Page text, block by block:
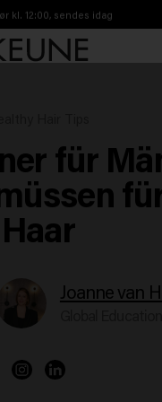
kl. 12:00, sendes idag
frakt fra 450kr
für
Haar
Joanne van